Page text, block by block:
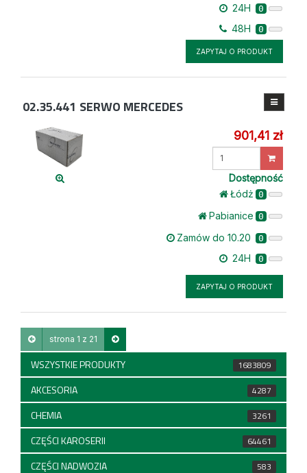
24H 0
48H 0
ZAPYTAJ O PRODUKT
02.35.441 SERWO MERCEDES
901,41 zł
Wprowadź
Dostępność
Łódż 0
Pabianice 0
Zamów do 10.20 0
24H 0
ZAPYTAJ O PRODUKT
strona 1 z 21
WSZYSTKIE PRODUKTY 1683809
AKCESORIA 4287
CHEMIA 3261
CZĘŚCI KAROSERII 64461
CZĘŚCI NADWOZIA 583